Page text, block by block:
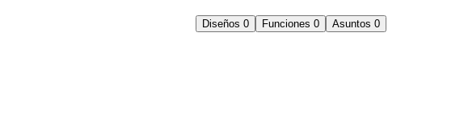
Diseños 0 Funciones 0 Asuntos 0